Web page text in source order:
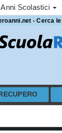
Scolastici
- Cerca